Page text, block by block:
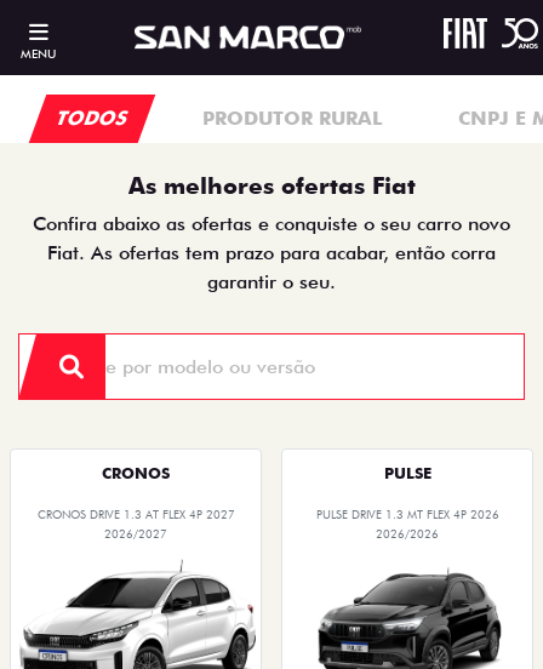
MENU
TODOS PRODUTOR RURAL CNPJ E
As melhores ofertas Fiat
Confira abaixo as ofertas e conquiste o seu carro novo
Fiat. As ofertas tem prazo para acabar, então corra
garantir o seu.
CRONOS
CRONOS DRIVE 1.3 AT FLEX 4P 2027
2026/2027
PULSE
PULSE DRIVE 1.3 MT FLEX 4P 2026
2026/2026